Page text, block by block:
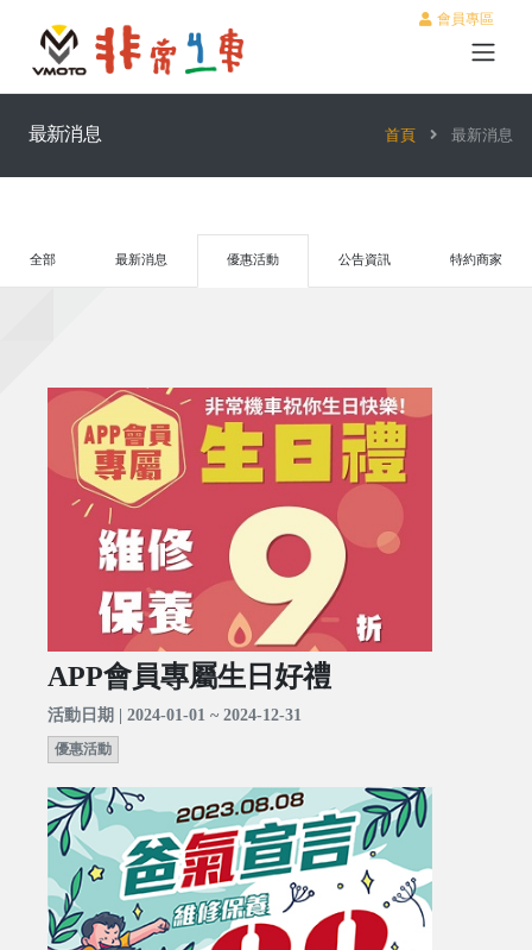
會員專區
最新消息 首頁 最新消息
全部 最新消息 優惠活動 公告資訊 特約商家
APP會員專屬生日好禮
活動日期 | 2024-01-01 ~ 2024-12-31
優惠活動